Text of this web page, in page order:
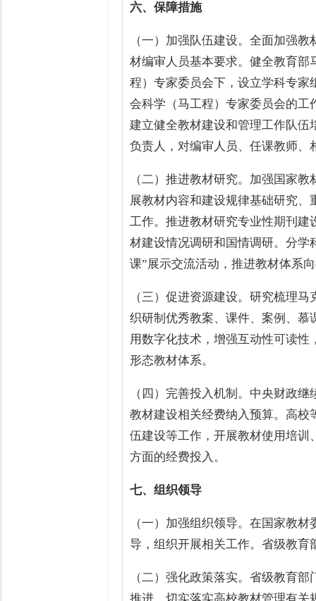
六、保障措施
（一）加强队伍建设。全面加强
材编审人员基本要求。健全教育
程）专家委员会下，设立学科专
会科学（马工程）专家委员会的
建立健全教材建设和管理工作队
负责人，对编审人员、任课教师
（二）推进教材研究。加强国家
展教材内容和建设规律基础研究
工作。推进教材研究专业性期刊
材建设情况调研和国情调研。分学
课”展示交流活动，推进教材体系
（三）促进资源建设。研究梳理
织研制优秀教案、课件、案例、
用数字化技术，增强互动性可读
形态教材体系。
（四）完善投入机制。中央财政
教材建设相关经费纳入预算。高
伍建设等工作，开展教材使用培
方面的经费投入。
七、组织领导
（一）加强组织领导。在国家教
导，组织开展相关工作。省级教
（二）强化政策落实。省级教育